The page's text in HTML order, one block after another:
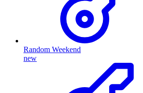
Random Weekend
new